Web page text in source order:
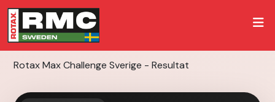
Rotax Max Challenge Sverige - Resultat